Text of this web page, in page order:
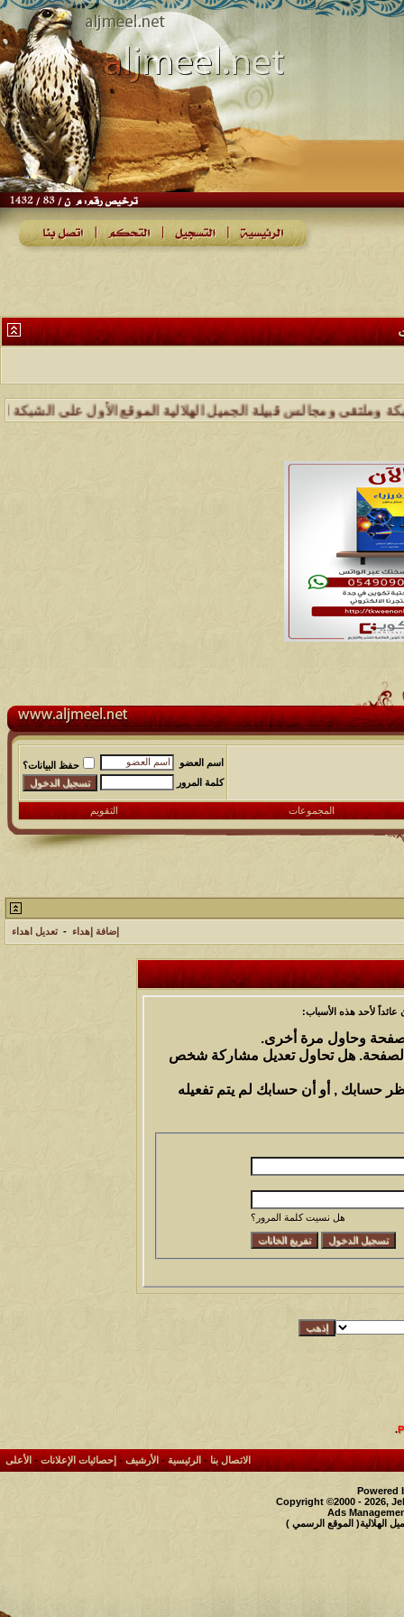
ومجالس قبيلة الجميل الهلالية الموقع الأول على الشبكة
اسم العضو
حفظ البيانات؟
كلمة المرور
المجموعات التقويم
إضافة إهداء - تعديل اهداء
لأحد هذه الأسباب:
وحاول مرة أخرى.
الصفحة. هل تحاول تعديل مشاركة شخص
حسابك , أو أن حسابك لم يتم تفعيله
هل نسيت كلمة المرور؟
.
الاتصال بنا- الرئيسية-الأرشيف- إحصائيات الإعلانات- الأعلى
Powered
Copyright ©2000 - 2026,
Ads
الهلالية( الموقع الرسمي )